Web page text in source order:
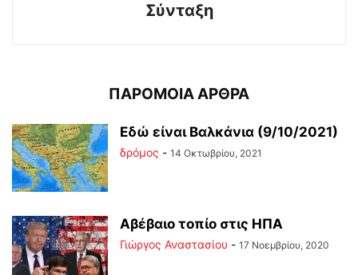
Σύνταξη
ΠΑΡΟΜΟΙΑ ΑΡΘΡΑ
Εδώ είναι Βαλκάνια (9/10/2021)
δρόμος - 14 Οκτωβρίου, 2021
Αβέβαιο τοπίο στις ΗΠΑ
Γιώργος Αναστασίου - 17 Νοεμβρίου, 2020